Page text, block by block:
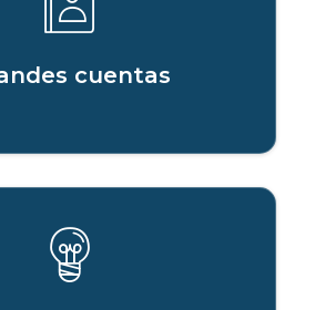
cuentas